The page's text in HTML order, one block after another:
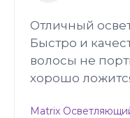
Отличный
Быстро и
волосы не
хорошо
Matrix